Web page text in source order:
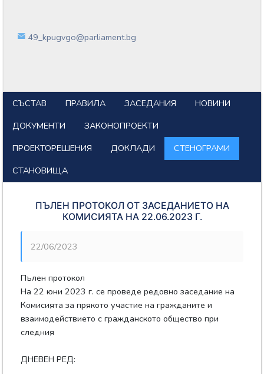
49_kpugvgo@parliament.bg
СЪСТАВ ПРАВИЛА ЗАСЕДАНИЯ
НОВИНИ
ДОКУМЕНТИ
ЗАКОНОПРОЕКТИ
ПРОЕКТОРЕШЕНИЯ
ДОКЛАДИ
СТЕНОГРАМИ
СТАНОВИЩА
ПЪЛЕН ПРОТОКОЛ ОТ ЗАСЕДАНИЕТО НА
КОМИСИЯТА НА 22.06.2023 Г.
22/06/2023
Пълен протокол
На 22 юни 2023 г. се проведе редовно заседание на
Комисията за прякото участие на гражданите и
взаимодействието с гражданското общество при
следния
ДНЕВЕН РЕД: